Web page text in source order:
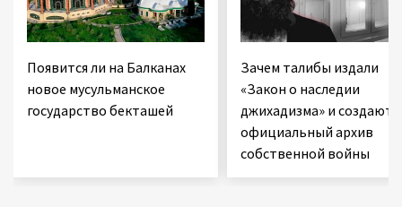
Появится ли на Балканах
новое мусульманское
государство бекташей
Зачем талибы издали
«Закон о наследии
джихадизма» и создают
официальный архив
собственной войны